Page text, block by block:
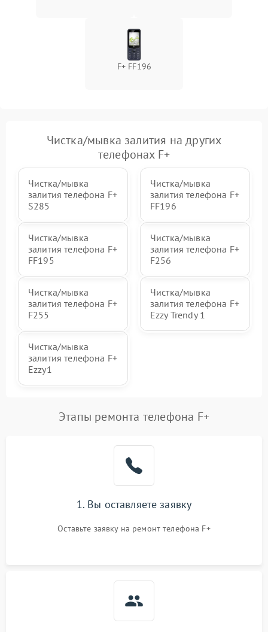
F+ FF196
Чистка/мывка залития на других
телефонах F+
Чистка/мывка
залития телефона F+
S285
Чистка/мывка
залития телефона F+
FF196
Чистка/мывка
залития телефона F+
FF195
Чистка/мывка
залития телефона F+
F256
Чистка/мывка
залития телефона F+
F255
Чистка/мывка
залития телефона F+
Ezzy Trendy 1
Чистка/мывка
залития телефона F+
Ezzy1
Этапы ремонта телефона F+
1. Вы оставляете заявку
Оставьте заявку на ремонт телефона F+